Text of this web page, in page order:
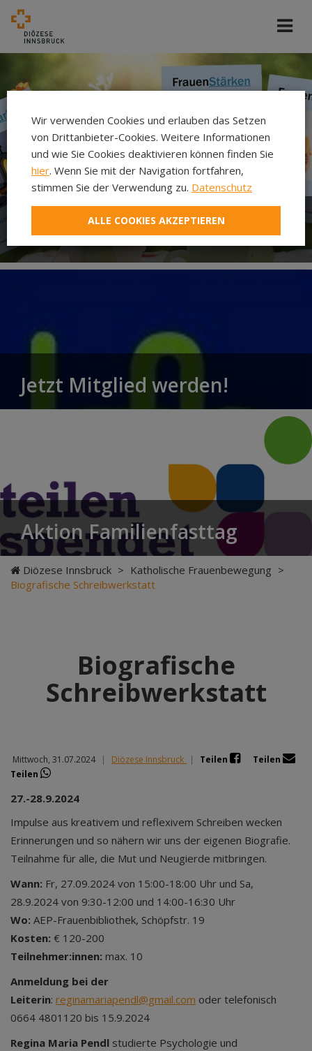
Zeitschrift FrauenStärken
Jetzt Mitglied werden!
Aktion Familienfasttag
Diözese Innsbruck > Katholische Frauenbewegung >
Biografische Schreibwerkstatt
Biografische
Schreibwerkstatt
Mittwoch, 31.07.2024 | Diözese Innsbruck | Teilen
Teilen
Teilen
27.-28.9.2024
Impulse aus kreativem und reflexivem Schreiben wecken
Erinnerungen und so nähern wir uns der eigenen Biografie.
Teilnahme für alle, die Mut und Neugierde mitbringen.
Wann: Fr, 27.09.2024 von 15:00-18:00 Uhr und Sa,
28.9.2024 von 9:30-12:00 und 14:00-16:30 Uhr
Wo: AEP-Frauenbibliothek, Schöpfstr. 19
Kosten: € 120-200
Teilnehmer:innen: max. 10
Anmeldung bei der
Leiterin: reginamariapendl@gmail.com oder telefonisch
0664 4801120 bis 15.9.2024
Regina Maria Pendl studierte Psychologie und
Wir verwenden Cookies und erlauben das Setzen
von Drittanbieter-Cookies. Weitere Informationen
und wie Sie Cookies deaktivieren können finden Sie
hier. Wenn Sie mit der Navigation fortfahren,
stimmen Sie der Verwendung zu. Datenschutz
ALLE COOKIES AKZEPTIEREN